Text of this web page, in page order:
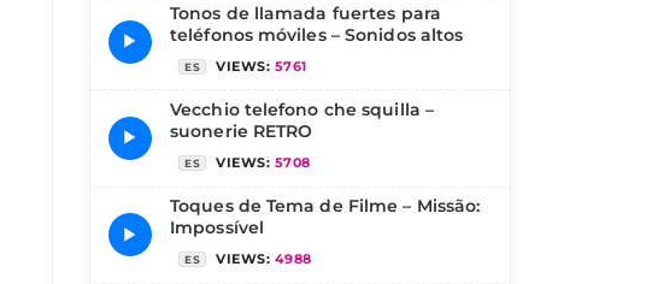
▶
Tonos de llamada fuertes para
teléfonos móviles – Sonidos altos
ES VIEWS: 5761
▶
Vecchio telefono che squilla –
suonerie RETRO
ES VIEWS: 5708
▶
Toques de Tema de Filme – Missão:
Impossível
ES VIEWS: 4988